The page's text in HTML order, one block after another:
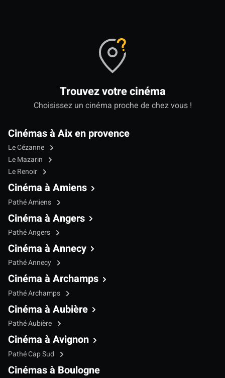
Trouvez votre cinéma
Choisissez un cinéma proche de chez vous !
Cinémas à Aix en provence
Le Cézanne
Le Mazarin
Le Renoir
Cinéma à Amiens
Pathé Amiens
Cinéma à Angers
Pathé Angers
Cinéma à Annecy
Pathé Annecy
Cinéma à Archamps
Pathé Archamps
Cinéma à Aubière
Pathé Aubière
Cinéma à Avignon
Pathé Cap Sud
Cinémas à Boulogne